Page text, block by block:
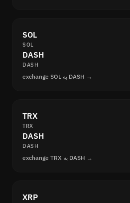
SOL
SOL
DASH
DASH
exchange SOL به DASH →
TRX
TRX
DASH
DASH
exchange TRX به DASH →
XRP